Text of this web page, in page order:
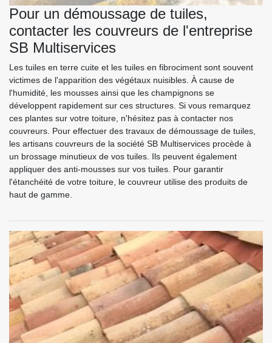
Pour un démoussage de tuiles,
contacter les couvreurs de l'entreprise
SB Multiservices
Les tuiles en terre cuite et les tuiles en fibrociment sont souvent
victimes de l'apparition des végétaux nuisibles. À cause de
l'humidité, les mousses ainsi que les champignons se
développent rapidement sur ces structures. Si vous remarquez
ces plantes sur votre toiture, n'hésitez pas à contacter nos
couvreurs. Pour effectuer des travaux de démoussage de tuiles,
les artisans couvreurs de la société SB Multiservices procède à
un brossage minutieux de vos tuiles. Ils peuvent également
appliquer des anti-mousses sur vos tuiles. Pour garantir
l'étanchéité de votre toiture, le couvreur utilise des produits de
haut de gamme.